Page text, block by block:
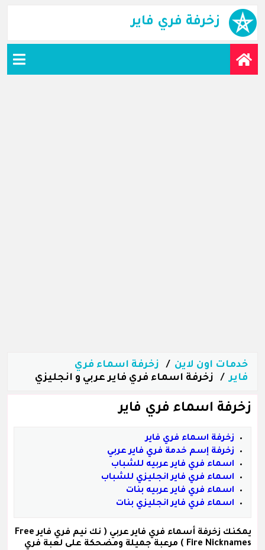
زخرفة فري فاير
خدمات اون لاين
زخرفة اسماء فري
فاير
زخرفة اسماء فري فاير عربي و انجليزي
زخرفة اسماء فري فاير
زخرفة اسماء فري فاير
زخرفة إسم خدمة فري فاير عربي
اسماء فري فاير عربيه للشباب
اسماء فري فاير انجليزي للشباب
اسماء فري فاير عربيه بنات
اسماء فري فاير انجليزي بنات
يمكنك زخرفة أسماء فري فاير عربي
( نك نيم فري فاير Free
Fire Nicknames ) مرعبة جميلة ومضحكة على لعبة فري